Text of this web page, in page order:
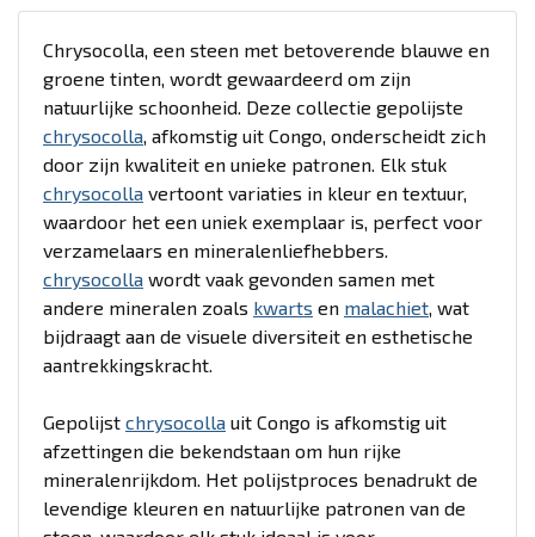
Chrysocolla, een steen met betoverende blauwe en
groene tinten, wordt gewaardeerd om zijn
natuurlijke schoonheid. Deze collectie gepolijste
chrysocolla, afkomstig uit Congo, onderscheidt zich
door zijn kwaliteit en unieke patronen. Elk stuk
chrysocolla vertoont variaties in kleur en textuur,
waardoor het een uniek exemplaar is, perfect voor
verzamelaars en mineralenliefhebbers.
chrysocolla wordt vaak gevonden samen met
andere mineralen zoals kwarts en malachiet, wat
bijdraagt aan de visuele diversiteit en esthetische
aantrekkingskracht.
Gepolijst chrysocolla uit Congo is afkomstig uit
afzettingen die bekendstaan om hun rijke
mineralenrijkdom. Het polijstproces benadrukt de
levendige kleuren en natuurlijke patronen van de